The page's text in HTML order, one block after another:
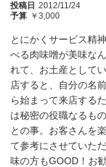
投稿日 2012/11/24
予算 ￥3,000
とにかくサービス精
べる肉味噌が美味な
れて、お土産として
店すると、自分の名
ら始まって来店する
は秘密の役職なるも
との事。お客さんを
て参考にさせていた
味の方もGOOD！お